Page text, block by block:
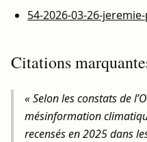
54-2026-03-26-
Citations
« Selon les constats de
mésinformation
recensés en 2025 dans